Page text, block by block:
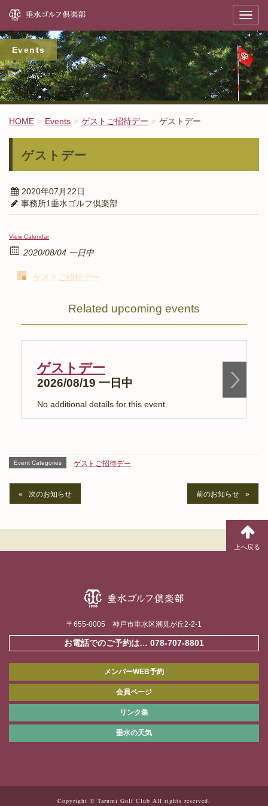
T
g
g
l
e
n
a
v
i
a
n
垂
Events
HOME Events ゲストご招待デー ゲストデー
ゲストデー
2020年07月22日
事務所1垂水ゴルフ倶楽部
View Calendar
2020/08/04 一日中
ゲストご招待デー
Related upcoming events
ゲストデー
2026/08/19 一日中
No additional details for this event.
Event Categories ゲストご招待デー
次のお知らせ 前のお知らせ
〒655-0005 神戸市垂水区潮見が丘2-2-1
お電話でのご予約は… 078-707-8801
メンバーWEB予約
会員ページ
リンク集
垂水の天気
Copyright © Tarumi Golf Club All rights reserved.